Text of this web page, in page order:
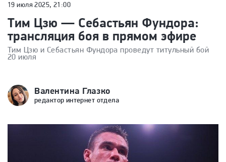
19 июля 2025, 21:00
Тим Цзю — Себастьян Фундора:
трансляция боя в прямом эфире
Тим Цзю и Себастьян Фундора проведут титульный бой
20 июля
Валентина Глазко
редактор интернет отдела